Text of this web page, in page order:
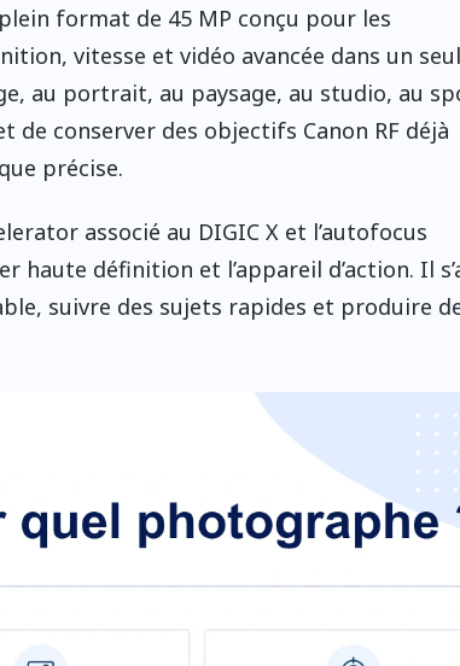
format de 45 MP conçu pour les
vitesse et vidéo avancée dans un
au portrait, au paysage, au studio, au
de conserver des objectifs Canon RF déjà
précise.
associé au DIGIC X et l’autofocus
définition et l’appareil d’action. Il
suivre des sujets rapides et produire